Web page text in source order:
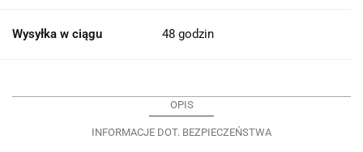
Wysyłka w ciągu 48 godzin
OPIS
INFORMACJE DOT. BEZPIECZEŃSTWA